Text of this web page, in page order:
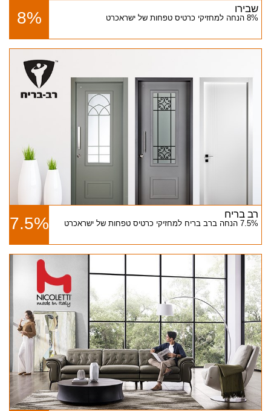
שבירו
8% הנחה למחזיקי כרטיס טפחות של ישראכרט 8%
רב בריח
7.5% הנחה ברב בריח למחזיקי כרטיס טפחות של ישראכרט 7.5%